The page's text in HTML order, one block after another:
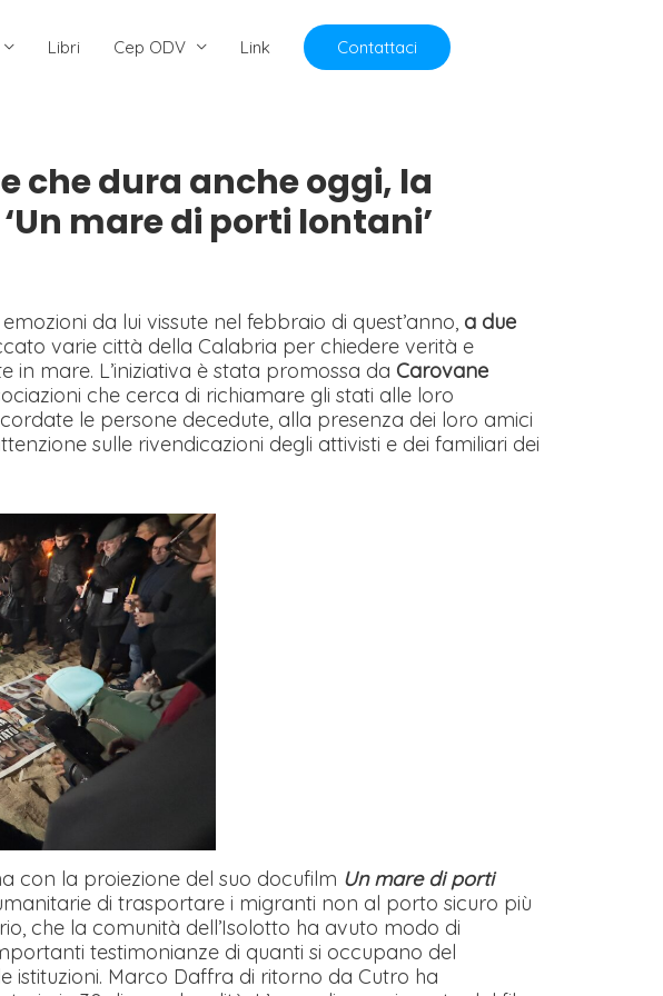
Libri Cep ODV Link Contattaci
che dura anche oggi, la
mare di porti lontani’
da lui vissute nel febbraio di quest’anno, a due
varie città della Calabria per chiedere verità e
mare. L’iniziativa è stata promossa da Carovane
che cerca di richiamare gli stati alle loro
le persone decedute, alla presenza dei loro amici
sulle rivendicazioni degli attivisti e dei familiari dei
con la proiezione del suo docufilm Un mare di porti
di trasportare i migranti non al porto sicuro più
che la comunità dell’Isolotto ha avuto modo di
testimonianze di quanti si occupano del
istituzioni. Marco Daffra di ritorno da Cutro ha